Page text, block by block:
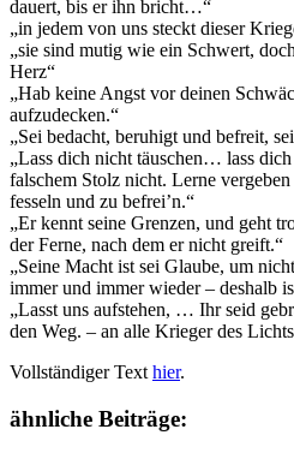
dauert, bis er ihn bricht…“
„in jedem von uns steckt dieser
„sie sind mutig wie ein Schwert,
Herz“
„Hab keine Angst vor deinen
aufzudecken.“
„Sei bedacht, beruhigt und befreit,
„Lass dich nicht täuschen… lass
falschem Stolz nicht. Lerne
fesseln und zu befrei’n.“
„Er kennt seine Grenzen, und geht
der Ferne, nach dem er nicht greift.“
„Seine Macht ist sei Glaube, um
immer und immer wieder – deshalb
„Lasst uns aufstehen, … Ihr seid
den Weg. – an alle Krieger des
Vollständiger Text hier.
ähnliche Beiträge: